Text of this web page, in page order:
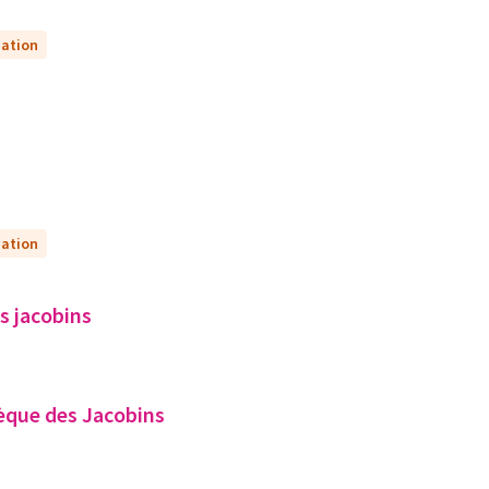
jacobins
des Jacobins